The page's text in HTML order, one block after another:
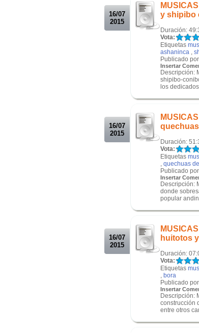
16/07
2015
y shipibo
Duración:
Vota:
Etiquetas
ashaninca ,
Publicado
Insertar
Descripción:
shipibo-
los
16/07
2015
Duración:
Vota:
Etiquetas
, quechuas
Publicado
Insertar
Descripción:
donde
popular
16/07
2015
huitotos
Duración:
Vota:
Etiquetas
, bora
Publicado
Insertar
Descripción:
construcción
entre otros